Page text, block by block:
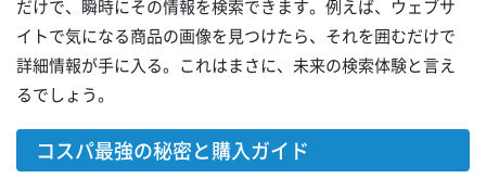
だけで、瞬時にその情報を検索できます。例えば、ウェブサ
イトで気になる商品の画像を見つけたら、それを囲むだけで
詳細情報が手に入る。これはまさに、未来の検索体験と言え
るでしょう。
コスパ最強の秘密と購入ガイド